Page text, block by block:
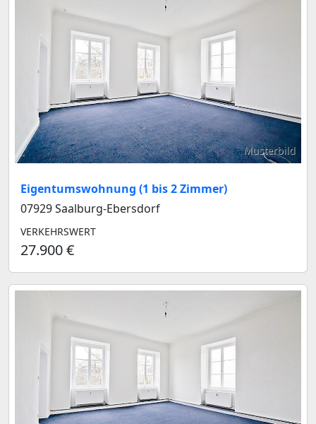
Musterbild
Eigentumswohnung (1 bis 2 Zimmer)
07929 Saalburg-Ebersdorf
VERKEHRSWERT
27.900 €